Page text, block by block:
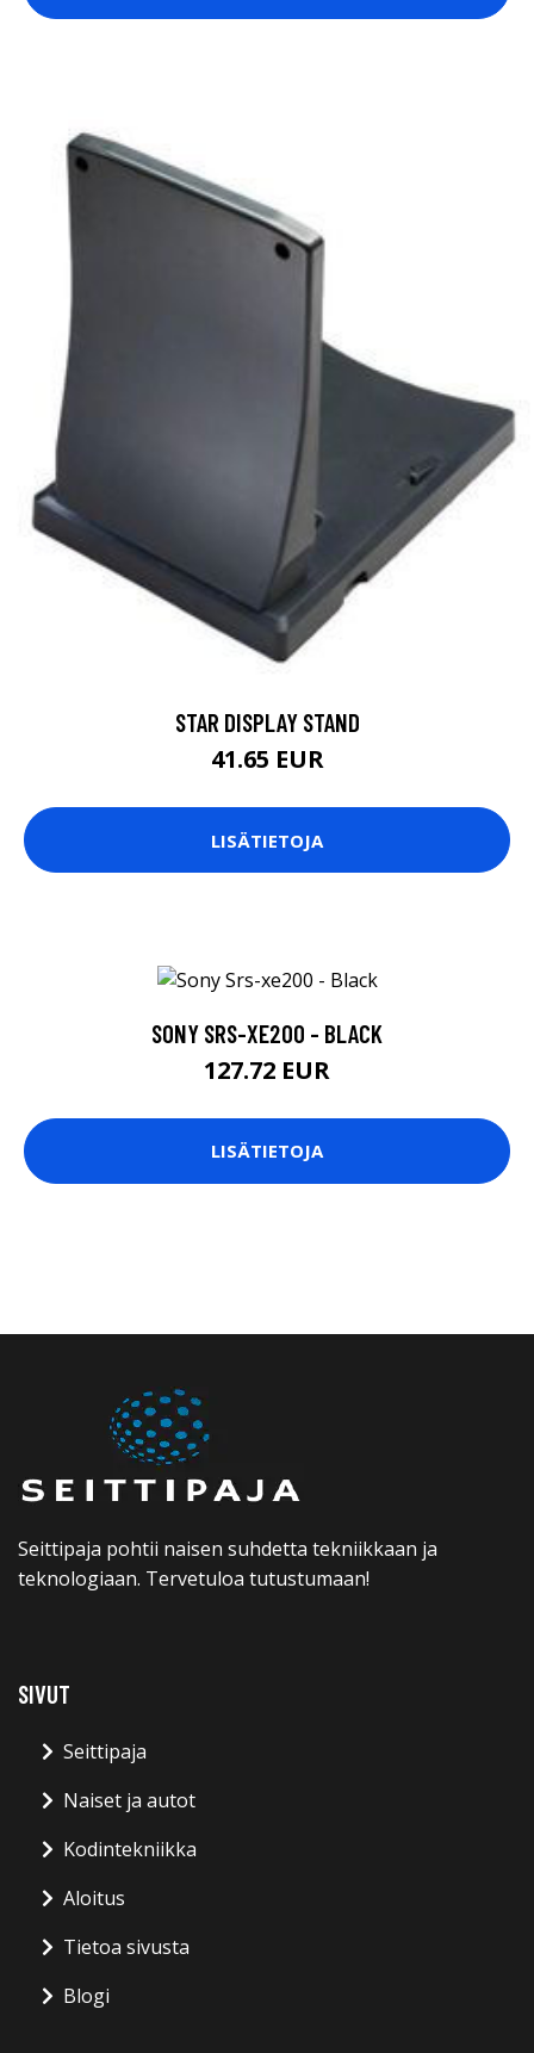
STAR DISPLAY STAND
41.65 EUR
LISÄTIETOJA
SONY SRS-XE200 - BLACK
127.72 EUR
LISÄTIETOJA
Seittipaja pohtii naisen suhdetta tekniikkaan ja
teknologiaan. Tervetuloa tutustumaan!
SIVUT
Seittipaja
Naiset ja autot
Kodintekniikka
Aloitus
Tietoa sivusta
Blogi